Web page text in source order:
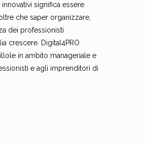
significa essere
che saper organizzare,
dei professionisti
crescere. Digital4PRO
in ambito manageriale e
e agli imprenditori di